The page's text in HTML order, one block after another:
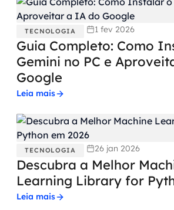
TECNOLOGIA 1 fev 2026
Guia Completo: Como
Gemini no PC e
Google
Leia mais
TECNOLOGIA 26 jan 2026
Descubra a Melhor
Learning Library for
Leia mais